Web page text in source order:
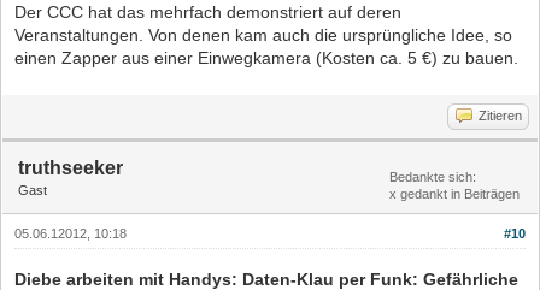
Der CCC hat das mehrfach demonstriert auf deren
Veranstaltungen. Von denen kam auch die ursprüngliche Idee, so
einen Zapper aus einer Einwegkamera (Kosten ca. 5 €) zu bauen.
Zitieren
truthseeker
Gast
Bedankte sich:
x gedankt in Beiträgen
#10
05.06.12012, 10:18
Diebe arbeiten mit Handys: Daten-Klau per Funk: Gefährliche